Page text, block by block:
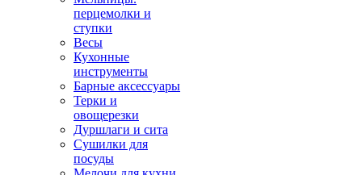
перцемолки и
ступки
Весы
Кухонные
инструменты
Барные аксессуары
Терки и
овощерезки
Дуршлаги и сита
Сушилки для
посуды